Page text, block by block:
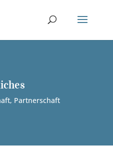
Partnerschaft